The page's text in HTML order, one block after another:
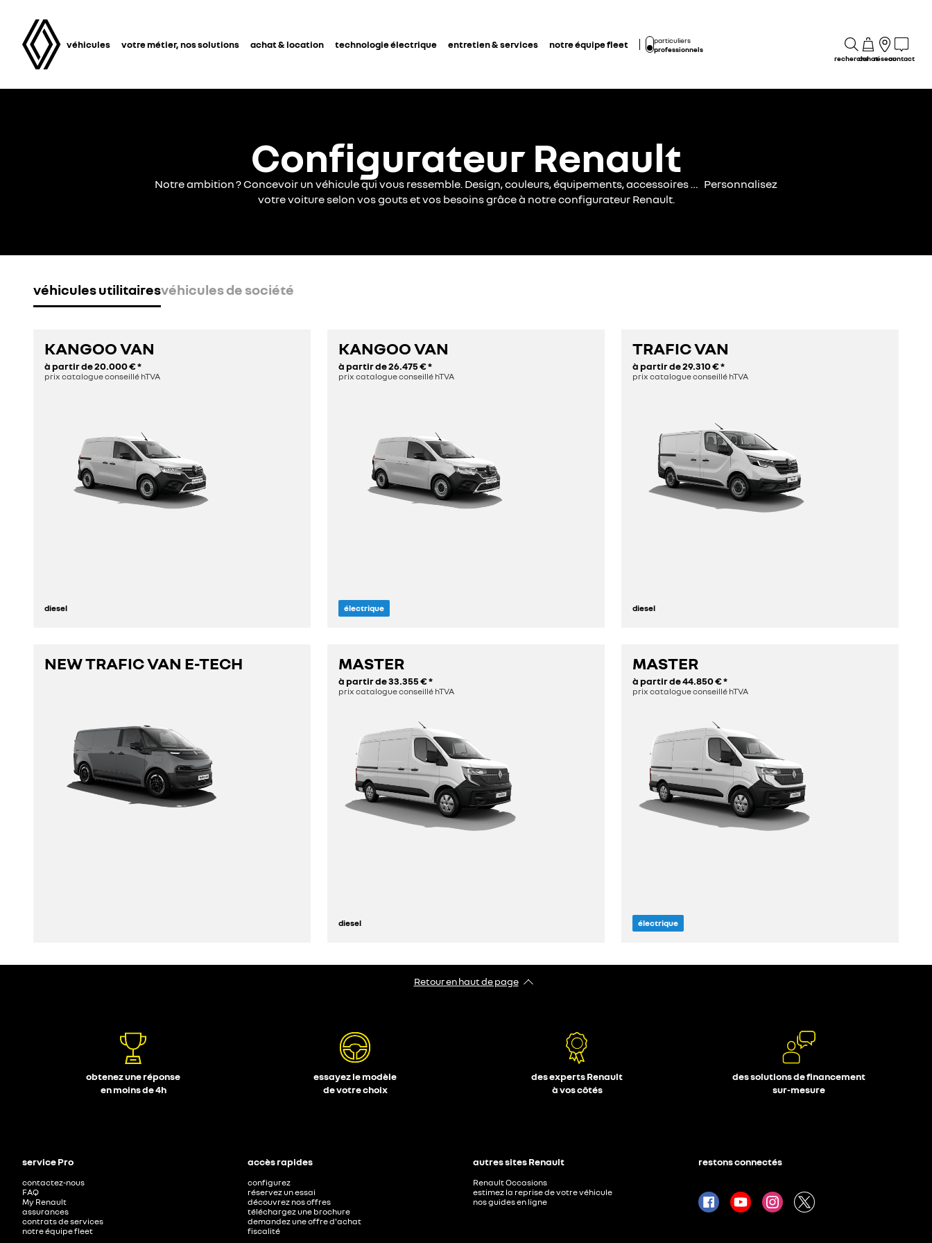
véhicules votre métier, nos solutions achat & location technologie électrique entretien & services notre équipe fleet
particuliers
professionnels
rechercheachatréseaucontact
Configurateur Renault
Notre ambition ? Concevoir un véhicule qui vous ressemble. Design, couleurs, équipements, accessoires … Personnalisez
votre voiture selon vos gouts et vos besoins grâce à notre configurateur Renault.
véhicules utilitairesvéhicules de société
KANGOO VAN
à partir de20.000 €*
prix catalogue conseillé hTVA
diesel
découvrez
KANGOO VAN
à partir de26.475 €*
prix catalogue conseillé hTVA
électrique
configurez
TRAFIC VAN
à partir de29.310 €*
prix catalogue conseillé hTVA
diesel
configurez
NEW TRAFIC VAN E-TECH MASTER
à partir de33.355 €*
prix catalogue conseillé hTVA
diesel
découvrez
MASTER
à partir de44.850 €*
prix catalogue conseillé hTVA
électrique
Retour en haut de page
obtenez une réponse
en moins de 4h
essayez le modèle
de votre choix
des experts Renault
à vos côtés
des solutions de financement
sur-mesure
service Pro
contactez-nous
FAQ
My Renault
assurances
contrats de services
notre équipe fleet
accès rapides
configurez
réservez un essai
découvrez nos offres
téléchargez une brochure
demandez une offre d'achat
fiscalité
autres sites Renault
Renault Occasions
estimez la reprise de votre véhicule
nos guides en ligne
restons connectés